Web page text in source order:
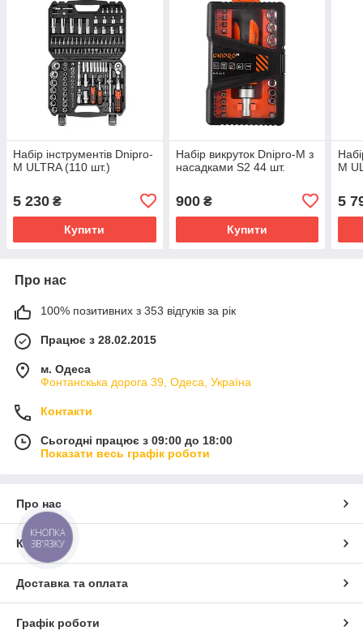
Набір інструментів Dnipro-
M ULTRA (110 шт.)
5 230 ₴
Купити
Набір викруток Dnipro-M з
насадками S2 44 шт.
900₴
Купити
M
5
Про нас
100% позитивних з 353 відгуків за рік
Працює з 28.02.2015
м. Одеса
Фонтанскька дорога 39, Одеса, Україна
Контакти
Сьогодні працює з 09:00 до 18:00
Показати весь графік роботи
Про нас
Контакти
Доставка та оплата
Графік роботи
КНОПКА
ЗВ'ЯЗКУ